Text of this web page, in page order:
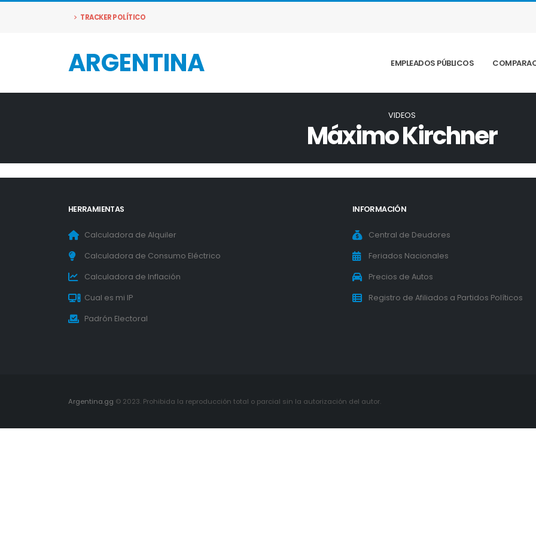
TRACKER POLÍTICO
ARGENTINA EMPLEADOS PÚBLICOS
VIDEOS
Máximo Kirchner
HERRAMIENTAS
Calculadora de Alquiler
Calculadora de Consumo Eléctrico
Calculadora de Inflación
Cual es mi IP
Padrón Electoral
INFORMACIÓN
Central de Deudores
Feriados Nacionales
Precios de Autos
Registro de Afiliados a Partidos Políticos
Argentina.gg © 2023. Prohibida la reproducción total o parcial sin la autorización del autor.